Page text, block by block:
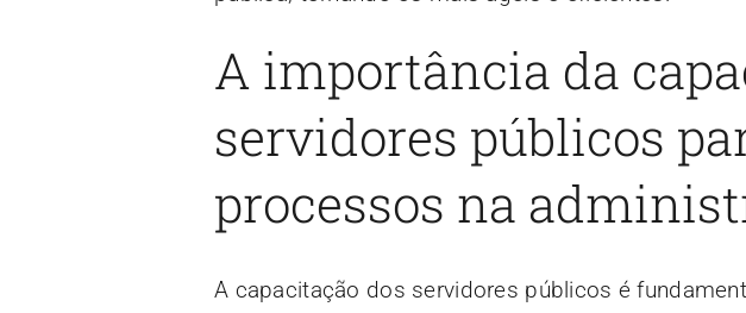
A importância da
servidores públicos
processos na
A capacitação dos servidores públicos é